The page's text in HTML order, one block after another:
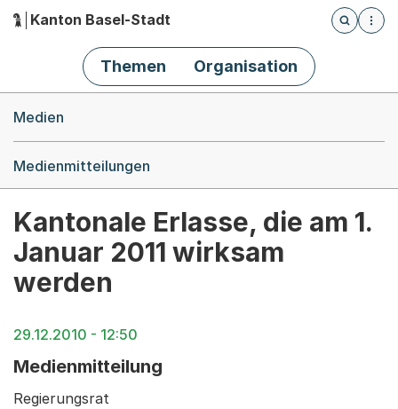
Hauptnavigation
Kanton Basel-Stadt
Öffnet
Themen Organisation
Medien
Medienmitteilungen
Kantonale Erlasse, die am 1.
Januar 2011 wirksam
werden
29.12.2010 - 12:50
Medienmitteilung
Regierungsrat